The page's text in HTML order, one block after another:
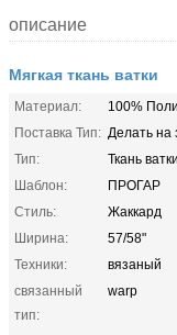
описание
Мягкая ткань ватки
Материал:
100%
Поставка Тип: Делать на
Тип:
Ткань ватки
Шаблон:
ПРОГАР
Стиль:
Жаккард
Ширина:
57/58"
Техники:
вязаный
связанный
тип:
warp